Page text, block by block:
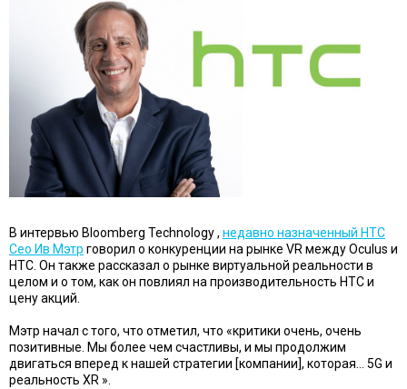
В интервью Bloomberg Technology , недавно назначенный HTC
Сео Ив Мэтр говорил о конкуренции на рынке VR между Oculus и
HTC. Он также рассказал о рынке виртуальной реальности в
целом и о том, как он повлиял на производительность HTC и
цену акций.
Мэтр начал с того, что отметил, что «критики очень, очень
позитивные. Мы более чем счастливы, и мы продолжим
двигаться вперед к нашей стратегии [компании], которая… 5G и
реальность XR ».